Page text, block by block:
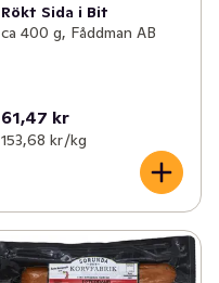
Rökt Sida i Bit
ca 400 g, Fåddman AB
61,47 kr
153,68 kr /kg